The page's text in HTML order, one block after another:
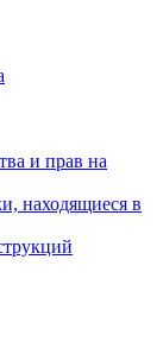
и прав на
находящиеся в